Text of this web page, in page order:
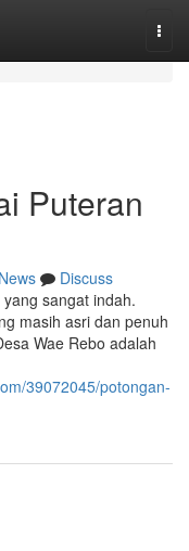
Puteran
News
Discuss
sangat indah.
masih asri dan penuh
Wae Rebo adalah
39072045/potongan-